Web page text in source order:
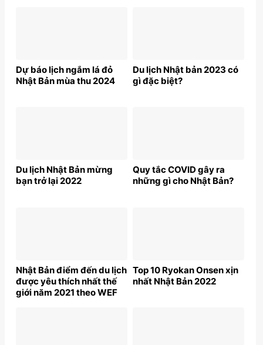
Dự báo lịch ngắm lá đỏ
Nhật Bản mùa thu 2024
Du lịch Nhật bản 2023 có
gì đặc biệt?
Du lịch Nhật Bản mừng
bạn trở lại 2022
Quy tắc COVID gây ra
những gì cho Nhật Bản?
Nhật Bản điểm đến du lịch
được yêu thích nhất thế
giới năm 2021 theo WEF
Top 10 Ryokan Onsen xịn
nhất Nhật Bản 2022